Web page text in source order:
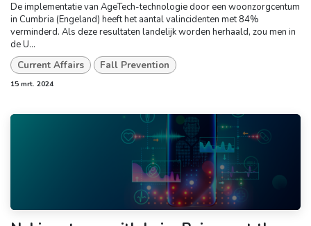
De implementatie van AgeTech-technologie door een woonzorgcentum
in Cumbria (Engeland) heeft het aantal valincidenten met 84%
verminderd. Als deze resultaten landelijk worden herhaald, zou men in
de U...
Current Affairs Fall Prevention
15 mrt. 2024